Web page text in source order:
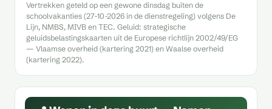
Vertrekken geteld op een gewone dinsdag buiten de
schoolvakanties (27-10-2026 in de dienstregeling) volgens De
Lijn, NMBS, MIVB en TEC. Geluid: strategische
geluidsbelastingskaarten uit de Europese richtlijn 2002/49/EG
— Vlaamse overheid (kartering 2021) en Waalse overheid
(kartering 2022).